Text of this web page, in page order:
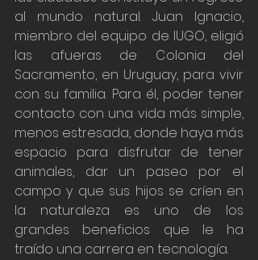
al mundo natural. Juan Ignacio,
miembro del equipo de IUGO, eligió
las afueras de Colonia del
Sacramento, en Uruguay, para vivir
con su familia. Para él, poder tener
contacto con una vida más simple,
menos estresada, donde haya más
espacio para disfrutar de tener
animales, dar un paseo por el
campo y que sus hijos se críen en
la naturaleza es uno de los
grandes beneficios que le ha
traído una carrera en tecnología.